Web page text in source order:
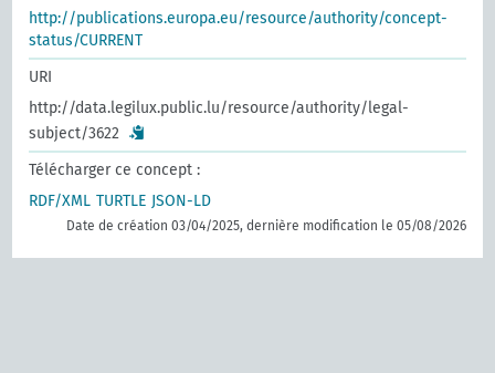
http://publications.europa.eu/resource/authority/concept-
status/CURRENT
URI
http://data.legilux.public.lu/resource/authority/legal-
subject/3622
Télécharger ce concept :
RDF/XML TURTLE JSON-LD
Date de création 03/04/2025, dernière modification le 05/08/2026